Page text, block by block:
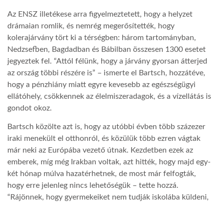
Az ENSZ illetékese arra figyelmeztetett, hogy a helyzet
drámaian romlik, és nemrég megerősítették, hogy
kolerajárvány tört ki a térségben: három tartományban,
Nedzsefben, Bagdadban és Bábilban összesen 1300 esetet
jegyeztek fel. “Attól félünk, hogy a járvány gyorsan átterjed
az ország többi részére is” – ismerte el Bartsch, hozzátéve,
hogy a pénzhiány miatt egyre kevesebb az egészségügyi
ellátóhely, csökkennek az élelmiszeradagok, és a vízellátás is
gondot okoz.
Bartsch közölte azt is, hogy az utóbbi évben több százezer
iraki menekült el otthonról, és közülük több ezren vágtak
már neki az Európába vezető útnak. Kezdetben ezek az
emberek, míg még Irakban voltak, azt hitték, hogy majd egy-
két hónap múlva hazatérhetnek, de most már felfogták,
hogy erre jelenleg nincs lehetőségük – tette hozzá.
“Rájönnek, hogy gyermekeiket nem tudják iskolába küldeni,